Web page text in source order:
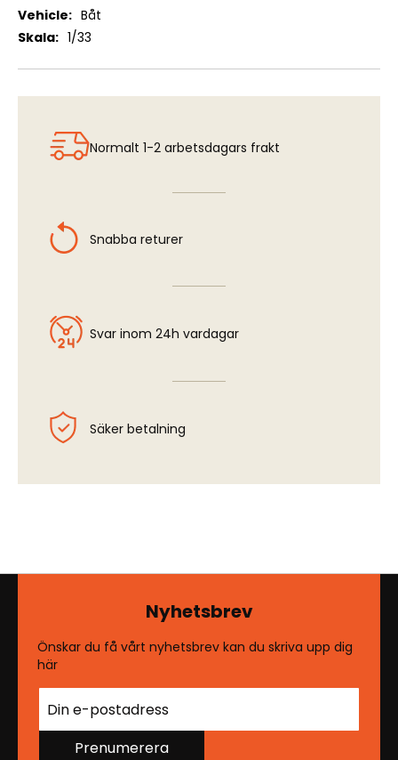
Mer
information
Båt
1/33
Normalt 1-2 arbetsdagars frakt
Snabba returer
Svar inom 24h vardagar
Säker betalning
Nyhetsbrev
Önskar du få vårt nyhetsbrev kan du skriva upp dig
här
Prenumerera